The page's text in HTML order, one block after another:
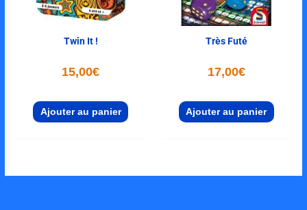
Twin It !
15,00€
Ajouter au panier
Très Futé
17,00€
Ajouter au panier